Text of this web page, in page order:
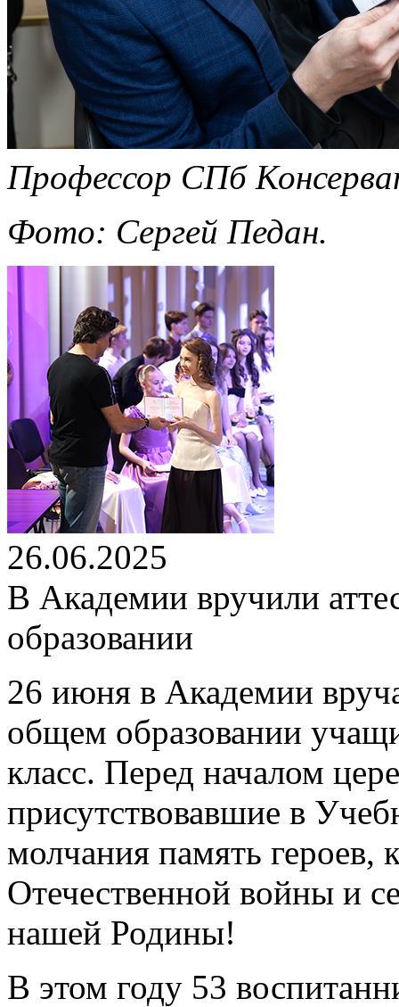
Профессор СПб
Фото: Сергей Педан.
26.06.2025
В Академии вручили
образовании
26 июня в Академии
общем образовании
класс. Перед началом
присутствовавшие в
молчания память героев,
Отечественной войны и
нашей Родины!
В этом году 53